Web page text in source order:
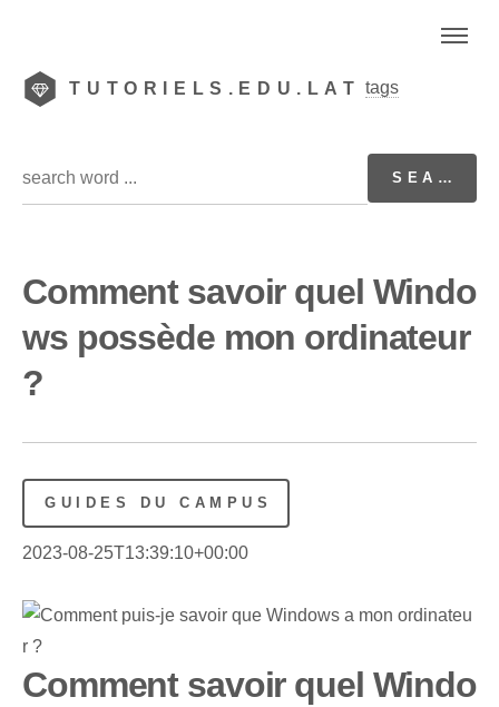
TUTORIELS.EDU.LAT tags
Comment savoir quel Windo
ws possède mon ordinateur
?
GUIDES DU CAMPUS
2023-08-25T13:39:10+00:00
Comment savoir quel Windo